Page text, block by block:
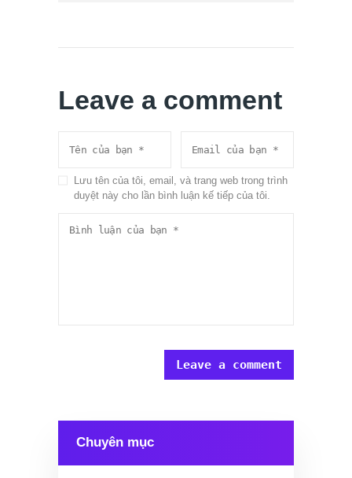
Leave a comment
Lưu tên của tôi, email, và trang web trong trình
duyệt này cho lần bình luận kế tiếp của tôi.
Chuyên mục